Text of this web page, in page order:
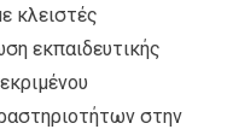
κλειστές
εκπαιδευτικής
στην